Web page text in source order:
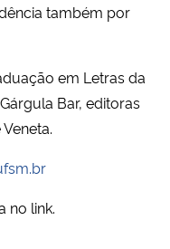
também por
em Letras da
Bar, editoras
no link.